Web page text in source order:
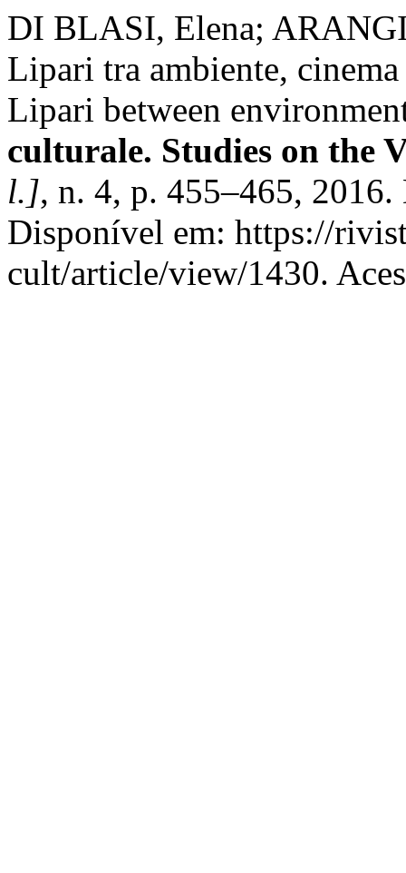
DI BLASI, Elena;
Lipari tra ambiente,
Lipari between
culturale. Studies on the
l.], n. 4, p. 455–465,
Disponível em: https://
cult/article/view/1430.